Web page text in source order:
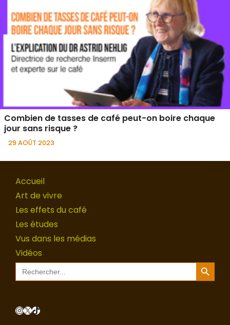
Combien de tasses de café peut-on boire chaque
jour sans risque ?
29 AOÛT 2023
Accueil
Art de vivre
Les effets du café
Les études
Vus dans les médias
Vidéos
Search
for:
Search Button
Instagram
X TikTok